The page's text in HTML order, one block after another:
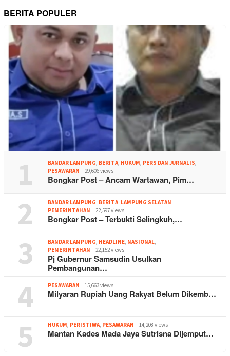
BERITA POPULER
1 BANDAR LAMPUNG, BERITA, HUKUM, PERS DAN JURNALIS,
PESAWARAN
29,606 views
Bongkar Post – Ancam Wartawan, Pim…
2 BANDAR LAMPUNG, BERITA, LAMPUNG SELATAN,
PEMERINTAHAN
22,597 views
Bongkar Post – Terbukti Selingkuh,…
3 BANDAR LAMPUNG, HEADLINE, NASIONAL,
PEMERINTAHAN
22,152 views
Pj Gubernur Samsudin Usulkan
Pembangunan…
4 PESAWARAN 15,663 views
Milyaran Rupiah Uang Rakyat Belum Dikemb…
5 HUKUM, PERISTIWA, PESAWARAN 14,208 views
Mantan Kades Mada Jaya Sutrisna Dijemput…